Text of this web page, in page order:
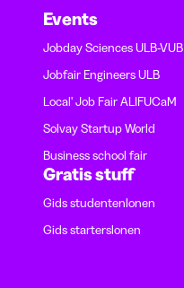
Events
Jobday Sciences ULB-VUB
Jobfair Engineers ULB
Local' Job Fair ALIFUCaM
Solvay Startup World
Business school fair
Gratis stuff
Gids studentenlonen
Gids starterslonen